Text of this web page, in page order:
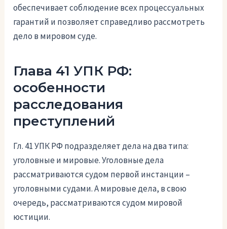
обеспечивает соблюдение всех процессуальных
гарантий и позволяет справедливо рассмотреть
дело в мировом суде.
Глава 41 УПК РФ:
особенности
расследования
преступлений
Гл. 41 УПК РФ подразделяет дела на два типа:
уголовные и мировые. Уголовные дела
рассматриваются судом первой инстанции –
уголовными судами. А мировые дела, в свою
очередь, рассматриваются судом мировой
юстиции.